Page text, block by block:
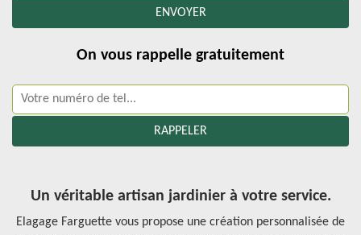
On vous rappelle gratuitement
Un véritable artisan jardinier à votre service.
Elagage Farguette vous propose une création personnalisée de